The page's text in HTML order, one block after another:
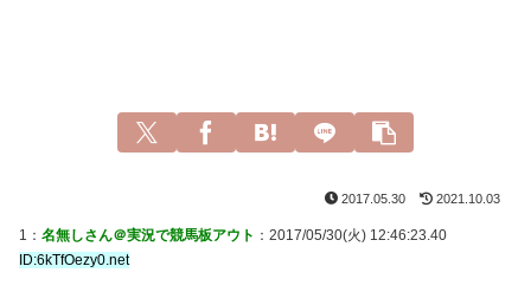
2017.05.30 2021.10.03
1： 名無しさん＠実況で競馬板アウト ：2017/05/30(火) 12:46:23.40
ID:6kTfOezy0.net